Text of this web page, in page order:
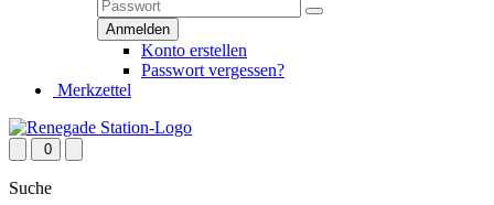
Konto erstellen
Passwort vergessen?
Merkzettel
0
Suche